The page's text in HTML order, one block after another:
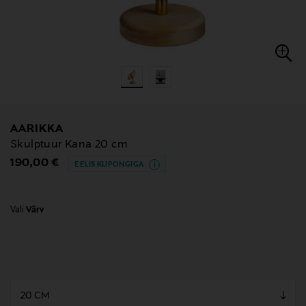
AARIKKA
Skulptuur Kana 20 cm
Original Price
190,00 € EELIS KUPONGIGA
Vali Värv